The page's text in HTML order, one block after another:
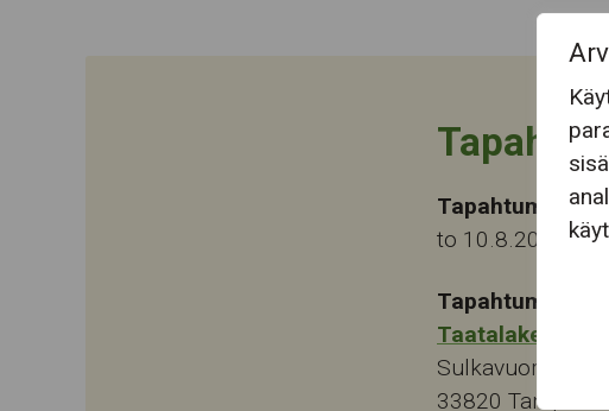
Tapahtuma-aika
to 10.8.2023
Taatalakeskus
Sulkavuorenkatu
33820 Tampere